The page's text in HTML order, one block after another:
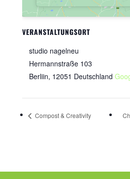
VERANSTALTUNGSORT
studio nagelneu
Hermannstraße 103
Berliin, 12051 Deutschland
Compost & Creativity